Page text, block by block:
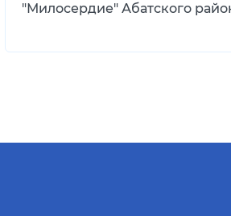
"Милосердие" Абатского